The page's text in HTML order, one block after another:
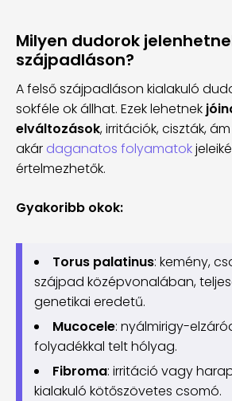
Milyen dudorok
szájpadláson?
A felső szájpadláson kialakuló
sokféle ok állhat. Ezek lehetnek
elváltozások, irritációk, ciszták,
akár daganatos folyamatok
értelmezhetők.
Gyakoribb okok:
Torus palatinus: kemény,
szájpad középvonalában,
genetikai eredetű.
Mucocele: nyálmirigy-
folyadékkal telt hólyag.
Fibroma: irritáció vagy
kialakuló kötőszövetes csomó.